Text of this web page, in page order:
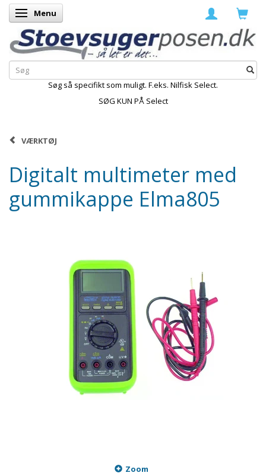
Skifte navigation
Menu
Søg så specifikt som muligt. F.eks. Nilfisk Select.
SØG KUN PÅ Select
VÆRKTØJ
Digitalt multimeter med
gummikappe Elma805
Zoom